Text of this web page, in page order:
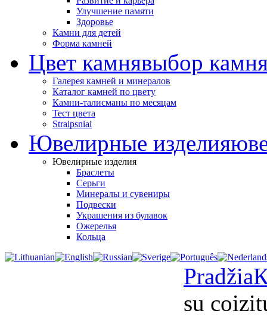
Улучшение памяти
Здоровье
Камни для детей
Форма камней
Цвет камнявыбор
Галерея камней и минералов
Каталог камней по цвету
Камни-талисманы по месяцам
Тест цвета
Straipsniai
Ювелирные изделия
Ювелирные изделия
Браслеты
Серьги
Минералы и сувениры
Подвески
Украшения из булавок
Ожерелья
Кольца
Pradžia
su